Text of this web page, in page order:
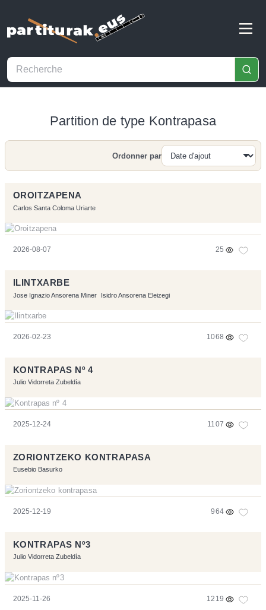
Partition de type Kontrapasa
Recherche
Ordonner par
OROITZAPENA
Carlos Santa Coloma Uriarte
2026-08-07 25
ILINTXARBE
Jose Ignazio Ansorena Miner Isidro Ansorena Eleizegi
2026-02-23 1068
KONTRAPAS Nº 4
Julio Vidorreta Zubeldía
2025-12-24 1107
ZORIONTZEKO KONTRAPASA
Eusebio Basurko
2025-12-19 964
KONTRAPAS Nº3
Julio Vidorreta Zubeldía
2025-11-26 1219